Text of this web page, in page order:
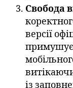
Свобода
версії
примушує
із